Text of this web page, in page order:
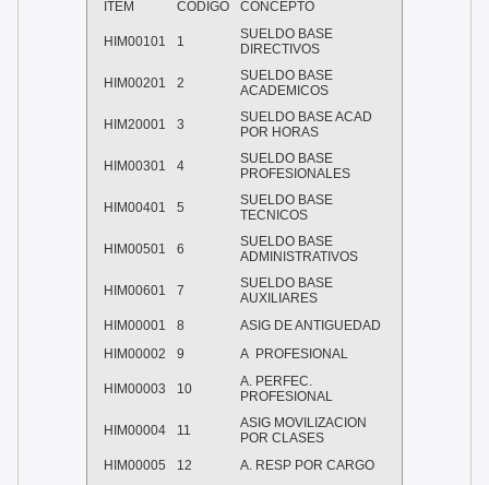
ITEM CODIGO CONCEPTO
HIM00101 1
SUELDO BASE
DIRECTIVOS
HIM00201 2
SUELDO BASE
ACADEMICOS
HIM20001 3
SUELDO BASE ACAD
POR HORAS
HIM00301 4
SUELDO BASE
PROFESIONALES
HIM00401 5
SUELDO BASE
TECNICOS
HIM00501 6
SUELDO BASE
ADMINISTRATIVOS
HIM00601 7
SUELDO BASE
AUXILIARES
HIM00001
8
ASIG DE ANTIGUEDAD
HIM00002
9 A PROFESIONAL
HIM00003 10
A. PERFEC.
PROFESIONAL
HIM00004 11
ASIG MOVILIZACION
POR CLASES
HIM00005
12
A. RESP POR CARGO